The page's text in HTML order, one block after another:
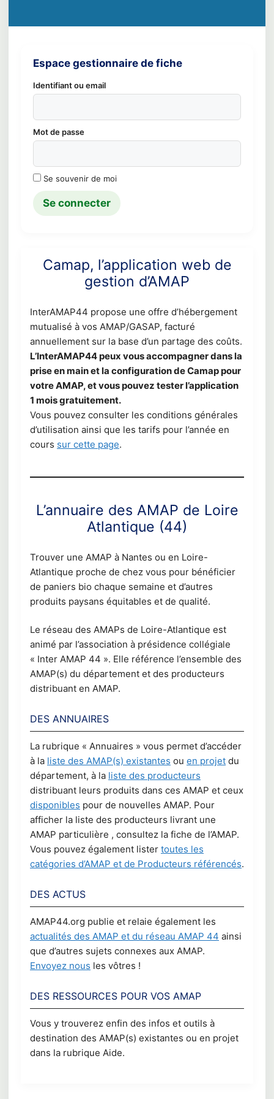
Espace gestionnaire de fiche
Identifiant ou email
Mot de passe
Se souvenir de moi
Camap, l’application web de
gestion d’AMAP
InterAMAP44 propose une offre d’hébergement
mutualisé à vos AMAP/GASAP, facturé
annuellement sur la base d’un partage des coûts.
L’InterAMAP44 peux vous accompagner dans la
prise en main et la configuration de Camap pour
votre AMAP, et vous pouvez tester l’application
1 mois gratuitement.
Vous pouvez consulter les conditions générales
d’utilisation ainsi que les tarifs pour l’année en
cours sur cette page.
L’annuaire des AMAP de Loire
Atlantique (44)
Trouver une AMAP à Nantes ou en Loire-
Atlantique proche de chez vous pour bénéficier
de paniers bio chaque semaine et d’autres
produits paysans équitables et de qualité.
Le réseau des AMAPs de Loire-Atlantique est
animé par l’association à présidence collégiale
« Inter AMAP 44 ». Elle référence l’ensemble des
AMAP(s) du département et des producteurs
distribuant en AMAP.
DES ANNUAIRES
La rubrique « Annuaires » vous permet d’accéder
à la liste des AMAP(s) existantes ou en projet du
département, à la liste des producteurs
distribuant leurs produits dans ces AMAP et ceux
disponibles pour de nouvelles AMAP. Pour
afficher la liste des producteurs livrant une
AMAP particulière , consultez la fiche de l’AMAP.
Vous pouvez également lister toutes les
catégories d’AMAP et de Producteurs référencés.
DES ACTUS
AMAP44.org publie et relaie également les
actualités des AMAP et du réseau AMAP 44 ainsi
que d’autres sujets connexes aux AMAP.
Envoyez nous les vôtres !
DES RESSOURCES POUR VOS AMAP
Vous y trouverez enfin des infos et outils à
destination des AMAP(s) existantes ou en projet
dans la rubrique Aide.